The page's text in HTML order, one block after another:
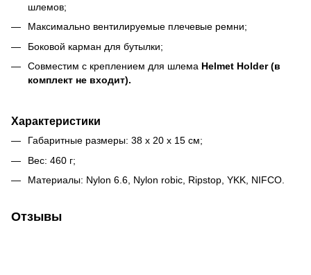
шлемов;
Максимально вентилируемые плечевые ремни;
Боковой карман для бутылки;
Совместим с креплением для шлема Helmet Holder (в
комплект не входит).
Характеристики
Габаритные размеры: 38 х 20 х 15 см;
Вес: 460 г;
Материалы: Nylon 6.6, Nylon robic, Ripstop, YKK, NIFCO.
Отзывы